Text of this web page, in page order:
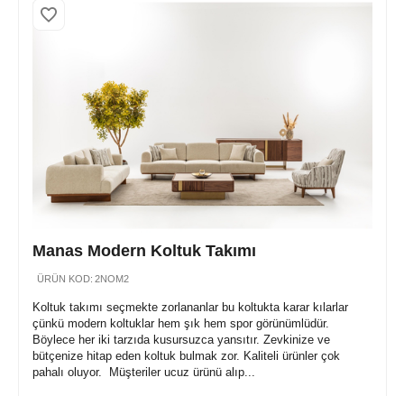
Manas Modern Koltuk Takımı
ÜRÜN KOD: 2NOM2
Koltuk takımı seçmekte zorlananlar bu koltukta karar kılarlar
çünkü modern koltuklar hem şık hem spor görünümlüdür.
Böylece her iki tarzıda kusursuzca yansıtır. Zevkinize ve
bütçenize hitap eden koltuk bulmak zor. Kaliteli ürünler çok
pahalı oluyor. Müşteriler ucuz ürünü alıp...